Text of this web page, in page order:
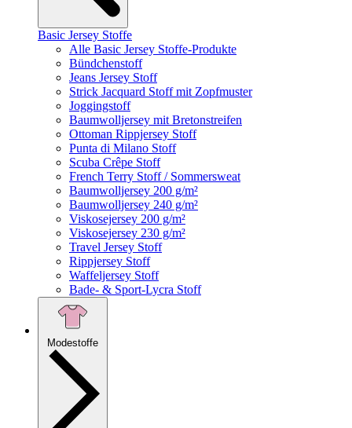
Basic Jersey Stoffe
Alle Basic Jersey Stoffe-Produkte
Bündchenstoff
Jeans Jersey Stoff
Strick Jacquard Stoff mit Zopfmuster
Joggingstoff
Baumwolljersey mit Bretonstreifen
Ottoman Rippjersey Stoff
Punta di Milano Stoff
Scuba Crêpe Stoff
French Terry Stoff / Sommersweat
Baumwolljersey 200 g/m²
Baumwolljersey 240 g/m²
Viskosejersey 200 g/m²
Viskosejersey 230 g/m²
Travel Jersey Stoff
Rippjersey Stoff
Waffeljersey Stoff
Bade- & Sport-Lycra Stoff
Modestoffe